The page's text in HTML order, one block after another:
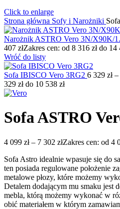
Click to enlarge
Strona główna Sofy i Narożniki
Narożnik ASTRO Vero 3N/X90K/
407 złZakres cen: od 8 316 zł do 14
Wróć do listy
Sofa IBISCO Vero 3RG2 6 329 zł –
329 zł do 10 538 zł
Sofa ASTRO
4 099 zł – 7 302 złZakres cen: od 4
Sofa Astro idealnie wpasuje się do
ten posiada regulowane położenie
metalowe płozy, które możemy
Detalem dodającym mu smaku jest
mebla, którą możemy wykonać w
obić materiałem w którym